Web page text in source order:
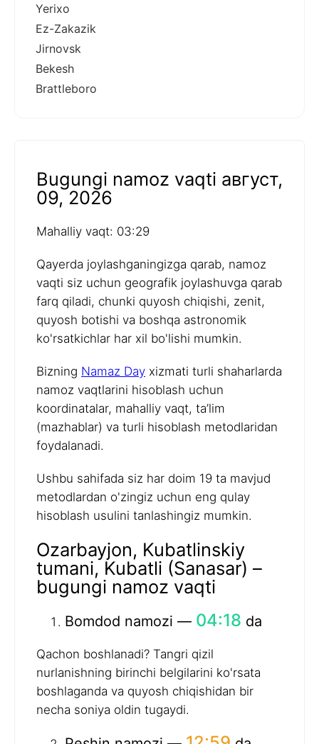
Yerixo
Ez-Zakazik
Jirnovsk
Bekesh
Brattleboro
Bugungi namoz vaqti август,
09, 2026
Mahalliy vaqt: 03:29
Qayerda joylashganingizga qarab, namoz
vaqti siz uchun geografik joylashuvga qarab
farq qiladi, chunki quyosh chiqishi, zenit,
quyosh botishi va boshqa astronomik
ko'rsatkichlar har xil bo'lishi mumkin.
Bizning Namaz Day xizmati turli shaharlarda
namoz vaqtlarini hisoblash uchun
koordinatalar, mahalliy vaqt, ta’lim
(mazhablar) va turli hisoblash metodlaridan
foydalanadi.
Ushbu sahifada siz har doim 19 ta mavjud
metodlardan o'zingiz uchun eng qulay
hisoblash usulini tanlashingiz mumkin.
Ozarbayjon, Kubatlinskiy
tumani, Kubatli (Sanasar) –
bugungi namoz vaqti
Bomdod namozi — 04:18 da
Qachon boshlanadi? Tangri qizil
nurlanishning birinchi belgilarini ko'rsata
boshlaganda va quyosh chiqishidan bir
necha soniya oldin tugaydi.